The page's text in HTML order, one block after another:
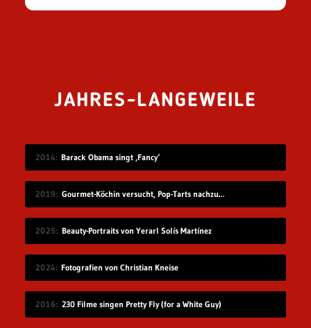
JAHRES-LANGEWEILE
2014 Barack Obama singt ‚Fancy‘
2019 Gourmet-Köchin versucht, Pop-Tarts nachzumachen
2025 Beauty-Portraits von Yerarl Solís Martínez
2024 Fotografien von Christian Kneise
2016 230 Filme singen Pretty Fly (for a White Guy)